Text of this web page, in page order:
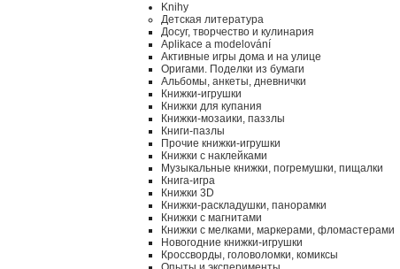
Knihy
Детская литература
Досуг, творчество и кулинария
Aplikace a modelování
Активные игры дома и на улице
Оригами. Поделки из бумаги
Альбомы, анкеты, дневнички
Книжки-игрушки
Книжки для купания
Книжки-мозаики, паззлы
Книги-пазлы
Прочие книжки-игрушки
Книжки с наклейками
Музыкальные книжки, погремушки, пищалки
Книга-игра
Книжки 3D
Книжки-раскладушки, панорамки
Книжки с магнитами
Книжки с мелками, маркерами, фломастерами
Новогодние книжки-игрушки
Кроссворды, головоломки, комиксы